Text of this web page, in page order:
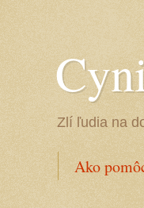
Zlí ľudia na
Ako